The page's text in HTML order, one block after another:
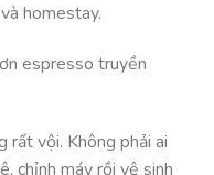
homestay.
espresso truyền
vội. Không phải ai
chỉnh máy rồi vệ sinh